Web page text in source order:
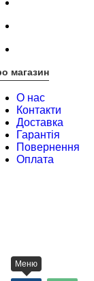
магазин
О нас
Контакти
Доставка
Гарантія
Повернення
Оплата
Меню